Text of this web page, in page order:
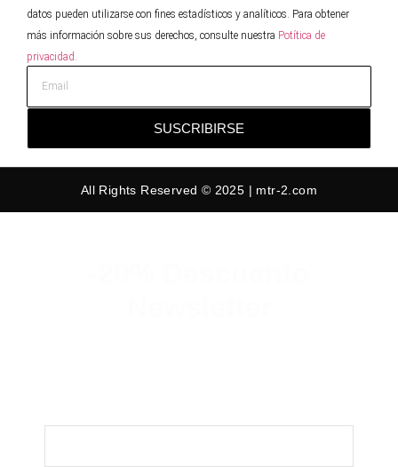
datos pueden utilizarse con fines estadísticos y analíticos. Para obtener
más información sobre sus derechos, consulte nuestra Potítica de
privacidad.
SUSCRIBIRSE
All Rights Reserved © 2025 | mtr-2.com